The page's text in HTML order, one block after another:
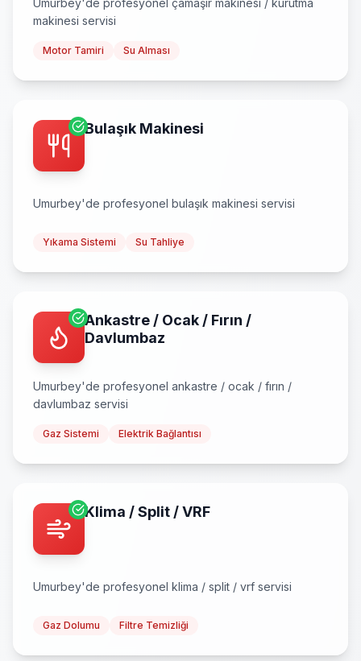
Umurbey'de profesyonel çamaşır makinesi / kurutma
makinesi servisi
Motor Tamiri Su Alması
Bulaşık Makinesi
Umurbey'de profesyonel bulaşık makinesi servisi
Yıkama Sistemi Su Tahliye
Ankastre / Ocak / Fırın /
Davlumbaz
Umurbey'de profesyonel ankastre / ocak / fırın /
davlumbaz servisi
Gaz Sistemi Elektrik Bağlantısı
Klima / Split / VRF
Umurbey'de profesyonel klima / split / vrf servisi
Gaz Dolumu Filtre Temizliği